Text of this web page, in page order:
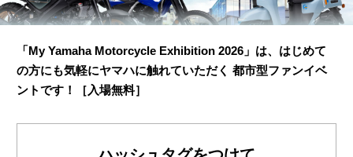
「My Yamaha Motorcycle Exhibition 2026」は、はじめて
の方にも気軽にヤマハに触れていただく 都市型ファンイベ
ントです！［入場無料］